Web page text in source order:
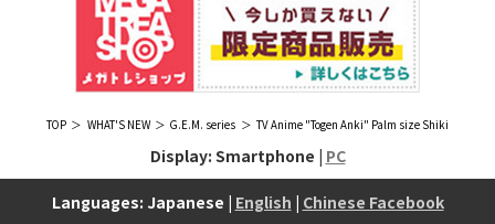
TOP WHAT'S NEW G.E.M. series TV Anime "Togen Anki" Palm size Shiki
Display: Smartphone | PC
Languages: Japanese | English | Chinese Facebook